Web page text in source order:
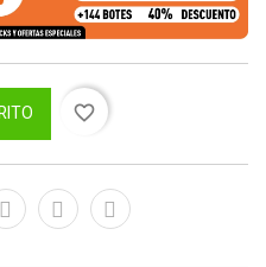
favorite_border